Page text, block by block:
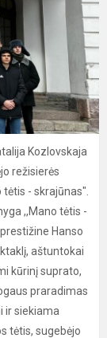
Kozlovskaja
režisierės
- skrajūnas".
,,Mano tėtis -
Hanso
aštuntokai
kūrinį suprato,
praradimas
ir siekiama
tėtis, sugebėjo